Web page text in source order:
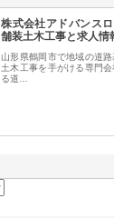
株式会社アドバンス
舗装土木工事と求人情
山形県鶴岡市で地域の道
土木工事を手がける専門
る道…